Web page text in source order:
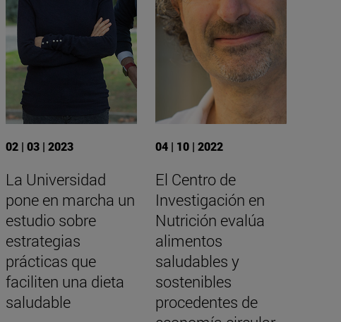
02 | 03 | 2023
La Universidad
pone en marcha un
estudio sobre
estrategias
prácticas que
faciliten una dieta
saludable
04 | 10 | 2022
El Centro de
Investigación en
Nutrición evalúa
alimentos
saludables y
sostenibles
procedentes de